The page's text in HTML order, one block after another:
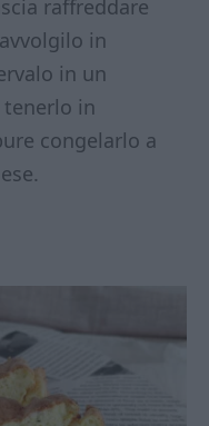
raffreddare
in
in un
in
congelarlo a